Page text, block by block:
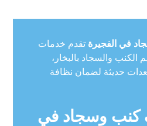
في الفجيرةتقدم خدمات
الكنب والسجاد بالبخار،
حديثة لضمان نظافة
كنب وسجاد في